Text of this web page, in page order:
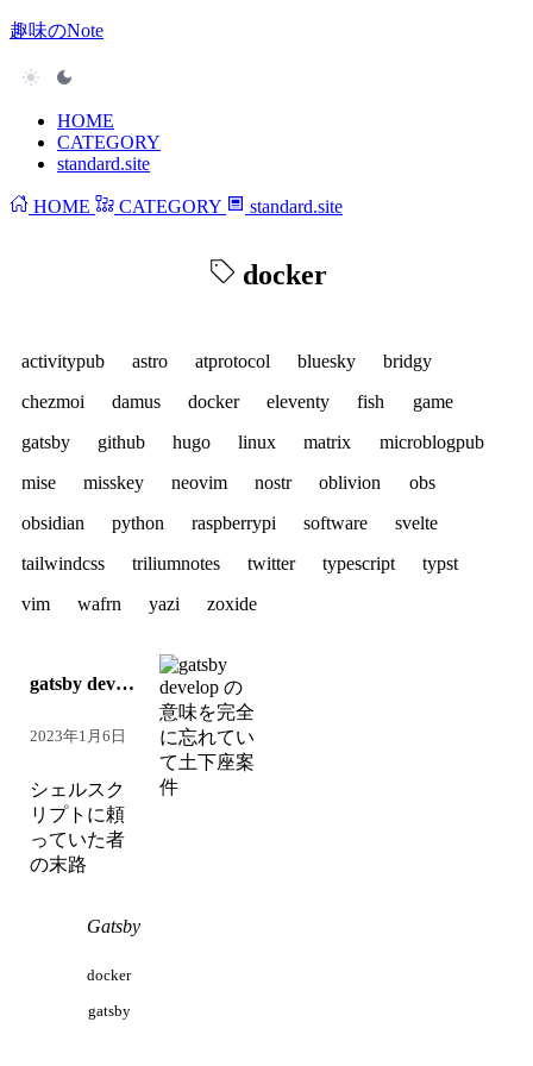
趣味のNote
HOME
CATEGORY
standard.site
HOME CATEGORY standard.site
docker
activitypub astro atprotocol bluesky
bridgy
chezmoi
damus docker eleventy fish
game
gatsby
github hugo linux matrix
microblogpub
mise
misskey neovim nostr oblivion
obs
obsidian
python raspberrypi software
svelte
tailwindcss
triliumnotes twitter typescript
typst
vim
wafrn yazi zoxide
gatsby develo
完全に忘れ
座案件
2023年1月6日
シェルスク
リプトに頼
っていた者
の末路
Gatsby
docker
gatsby